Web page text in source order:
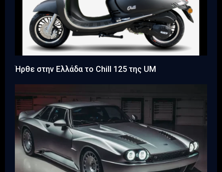
Ήρθε στην Ελλάδα το Chill 125 της UM